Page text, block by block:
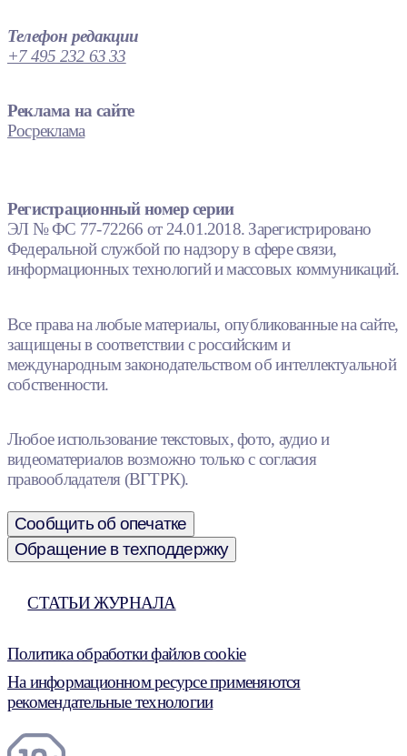
Телефон редакции
+7 495 232 63 33
Реклама на сайте
Росреклама
Регистрационный номер серии
ЭЛ № ФС 77-72266 от 24.01.2018. Зарегистрировано
Федеральной службой по надзору в сфере связи,
информационных технологий и массовых коммуникаций.
Все права на любые материалы, опубликованные на сайте,
защищены в соответствии с российским и
международным законодательством об интеллектуальной
собственности.
Любое использование текстовых, фото, аудио и
видеоматериалов возможно только с согласия
правообладателя (ВГТРК).
Сообщить об опечатке
Обращение в техподдержку
СТАТЬИ ЖУРНАЛА
Политика обработки файлов cookie
На информационном ресурсе применяются
рекомендательные технологии